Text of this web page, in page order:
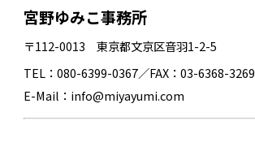
宮野ゆみこ事務所
〒112-0013 東京都文京区音羽1-2-5
TEL：080-6399-0367／FAX：03-6368-3269
E-Mail：info@miyayumi.com